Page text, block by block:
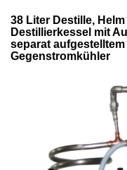
38 Liter Destille,
Destillierkessel mit
separat
Gegenstromkühler